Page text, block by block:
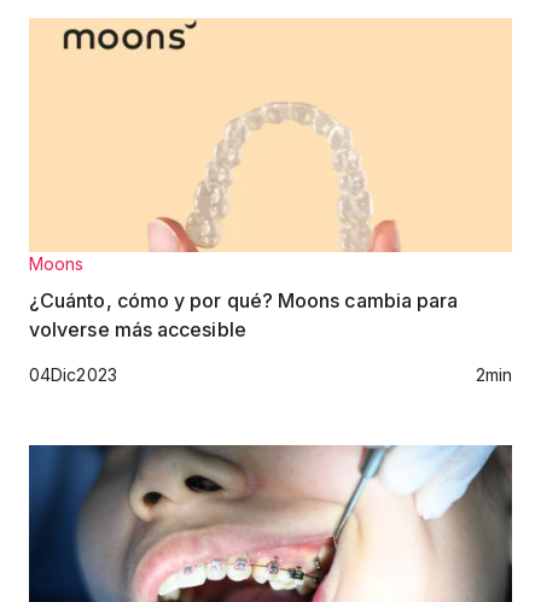
Moons
¿Cuánto, cómo y por qué? Moons cambia para
volverse más accesible
04Dic2023 2min